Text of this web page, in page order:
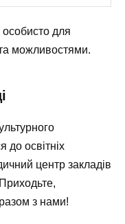
для
можливостями.
до освітніх
центр закладів
з нами!